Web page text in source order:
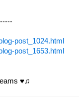
post_1024.html
post_1653.html
♥♫